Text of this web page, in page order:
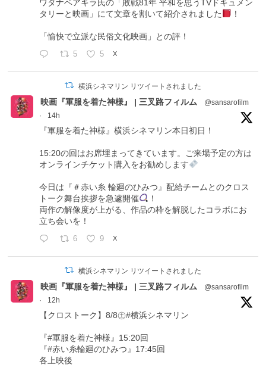
ワタナベアキラ氏の「敗戦81年 平和を思うTVドキュメン
タリーと映画」にて文章を割いて紹介されました
！
「愉快で立派な民俗文化映画」との評！
5 5 X
横浜シネマリン リツイートされました
映画『軍服を着た神様』 | 三叉路フィルム
@sansarofilm
·
14h
『軍服を着た神様』横浜シネマリン本日初日！
15:20の回はお席埋まってきています。ご来場予定の方は
オンラインチケット購入をお勧めします
今日は『＃赤い糸 輪廻のひみつ』配給チームとのクロス
トーク舞台挨拶を急遽開催
！
両作の解像度が上がる、作品の枠を解脱したコラボにお
立ち会いを！
6 9 X
横浜シネマリン リツイートされました
映画『軍服を着た神様』 | 三叉路フィルム
@sansarofilm
·
12h
【クロストーク】8/8㊏#横浜シネマリン
『#軍服を着た神様』15:20回
『#赤い糸輪廻のひみつ』17:45回
各上映後